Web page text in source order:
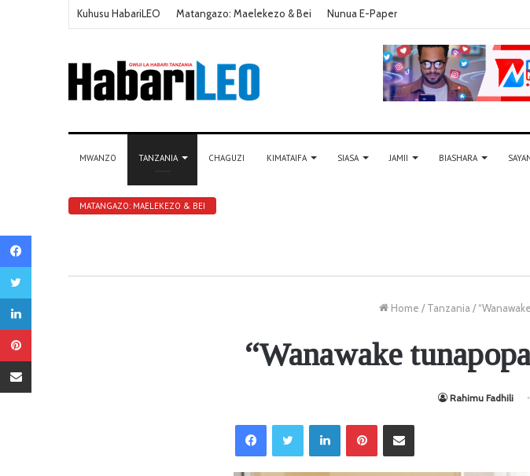
Kuhusu HabariLEO Matangazo: Maelekezo & Bei Nunua E-Paper
MWANZO TANZANIA CHAGUZI KIMATAIFA SIASA JAMII BIASHARA
MATANGAZO: MAELEKEZO & BEI
Home / Tanzania /
“Wanawake
Rahimu Fadhili
LinkedIn